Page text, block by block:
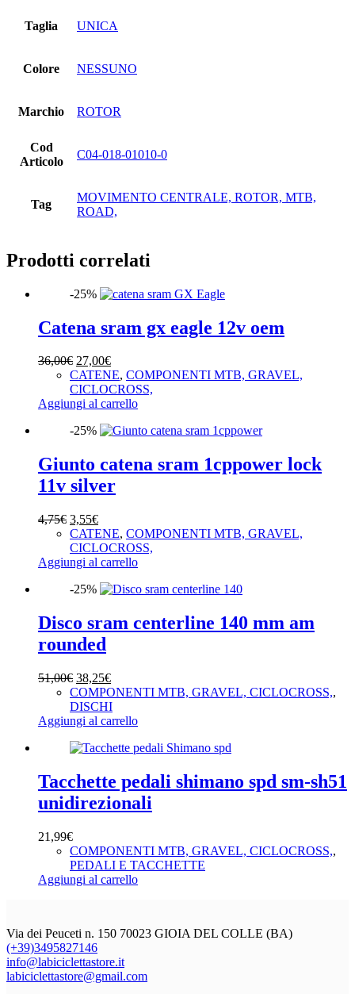
Taglia UNICA
Colore NESSUNO
Marchio ROTOR
Cod
Articolo
C04-018-01010-0
Tag
MOVIMENTO CENTRALE, ROTOR, MTB,
ROAD,
Prodotti correlati
-25%
Catena sram gx eagle 12v oem
36,00€ Il
prezzo
originale
era:
27,00€Il
prezzo
attuale
è:
CATENE, COMPONENTI MTB, GRAVEL,
CICLOCROSS,
Aggiungi al carrello
-25%
Giunto catena sram 1cppower lock
11v silver
4,75€ Il
prezzo
originale
era:
3,55€Il
prezzo
attuale
è:
CATENE, COMPONENTI MTB, GRAVEL,
CICLOCROSS,
Aggiungi al carrello
-25%
Disco sram centerline 140 mm am
rounded
51,00€ Il
prezzo
originale
era:
38,25€Il
prezzo
attuale
è:
COMPONENTI MTB, GRAVEL, CICLOCROSS,,
DISCHI
Aggiungi al carrello
Tacchette pedali shimano spd sm-sh51
unidirezionali
21,99€
COMPONENTI MTB, GRAVEL, CICLOCROSS,,
PEDALI E TACCHETTE
Aggiungi al carrello
Via dei Peuceti n. 150 70023 GIOIA DEL COLLE (BA)
(+39)3495827146
info@labiciclettastore.it
labiciclettastore@gmail.com